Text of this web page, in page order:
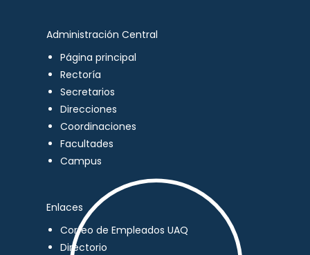
Administración Central
Página principal
Rectoría
Secretarios
Direcciones
Coordinaciones
Facultades
Campus
Enlaces
Correo de Empleados UAQ
Directorio